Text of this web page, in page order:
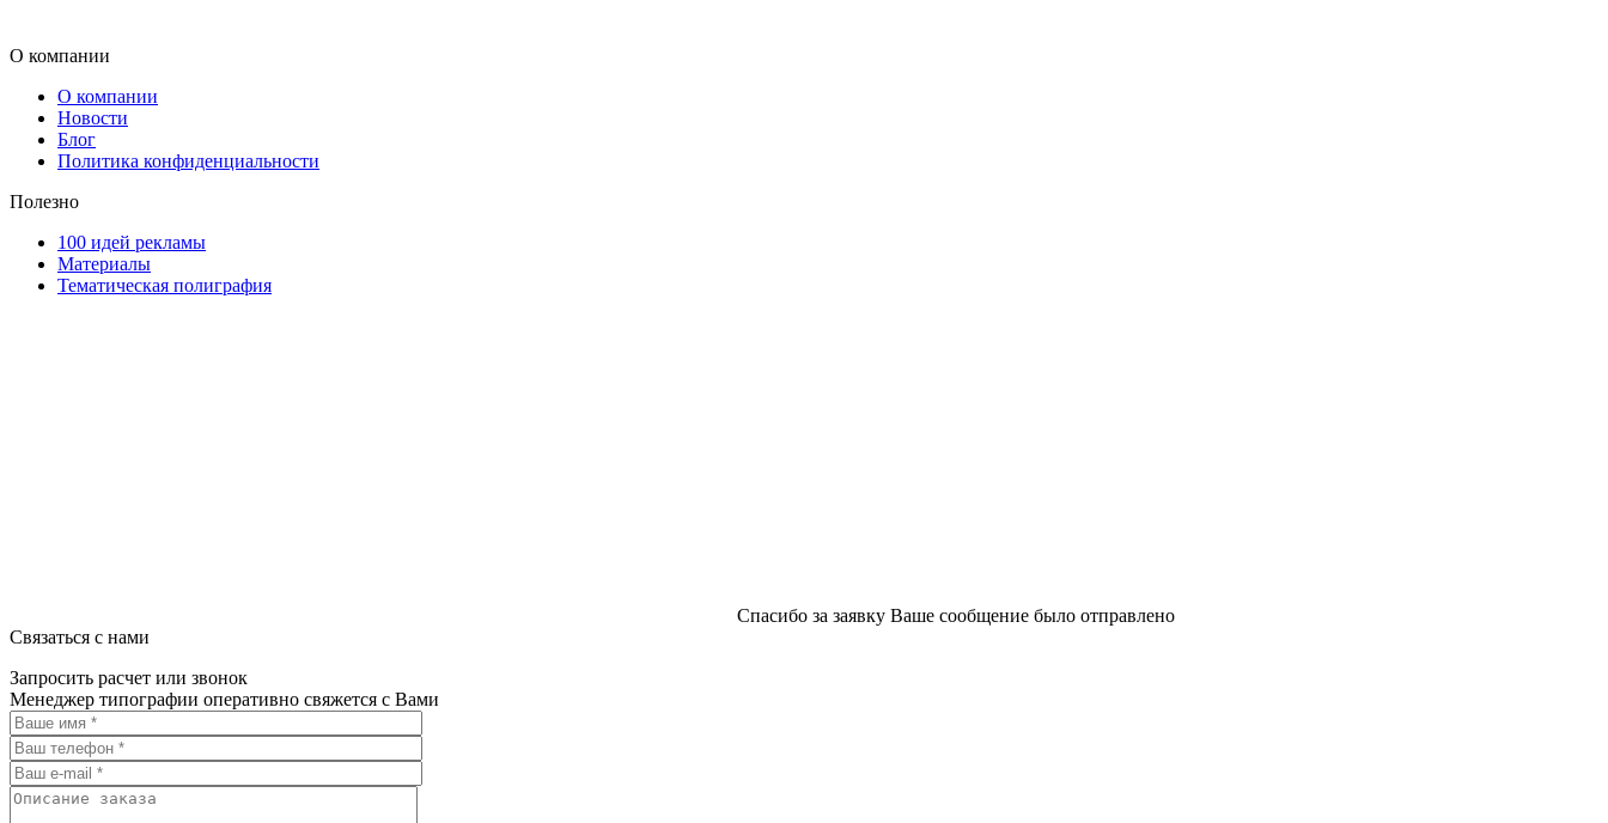
О компании
О компании
Новости
Блог
Политика конфиденциальности
Полезно
100 идей рекламы
Материалы
Тематическая полиграфия
Спасибо за заявку Ваше сообщение было отправлено
Связаться с нами
Запросить расчет или звонок
Менеджер типографии оперативно свяжется с Вами